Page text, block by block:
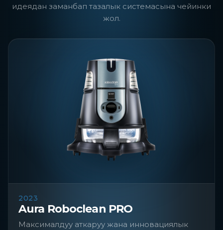
идеядан заманбап тазалык системасына чейинки
жол.
2023
Aura Roboclean PRO
Максималдуу аткаруу жана инновациялык